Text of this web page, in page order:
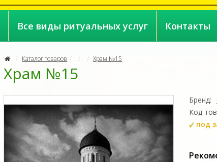
Все виды ритуальных услуг Контакты
Каталог товаров Храм №15
Храм №15
Бренд:
Код
под